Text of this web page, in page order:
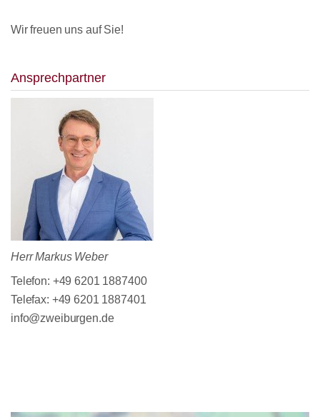
Wir freuen uns auf Sie!
Ansprechpartner
Herr Markus Weber
Telefon: +49 6201 1887400
Telefax: +49 6201 1887401
info@zweiburgen.de